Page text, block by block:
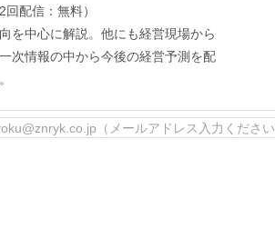
配信：無料）
を中心に解説。他にも経営現場から
次情報の中から今後の経営予測を配